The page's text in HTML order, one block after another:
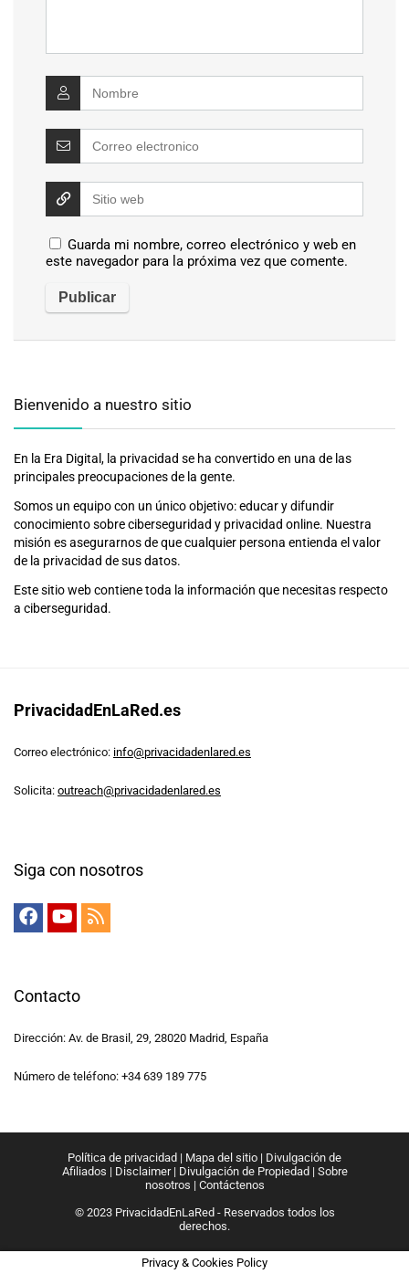
Guarda mi nombre, correo electrónico y web en
este navegador para la próxima vez que comente.
Bienvenido a nuestro sitio
En la Era Digital, la privacidad se ha convertido en una de las
principales preocupaciones de la gente.
Somos un equipo con un único objetivo: educar y difundir
conocimiento sobre ciberseguridad y privacidad online. Nuestra
misión es asegurarnos de que cualquier persona entienda el valor
de la privacidad de sus datos.
Este sitio web contiene toda la información que necesitas respecto
a ciberseguridad.
PrivacidadEnLaRed.es
Correo electrónico: info@privacidadenlared.es
Solicita: outreach@privacidadenlared.es
Siga con nosotros
Contacto
Dirección: Av. de Brasil, 29, 28020 Madrid, España
Número de teléfono: +34 639 189 775
Política de privacidad | Mapa del sitio | Divulgación de
Afiliados | Disclaimer| Divulgación de Propiedad | Sobre
nosotros | Contáctenos
© 2023 PrivacidadEnLaRed - Reservados todos los
derechos.
Privacy & Cookies Policy